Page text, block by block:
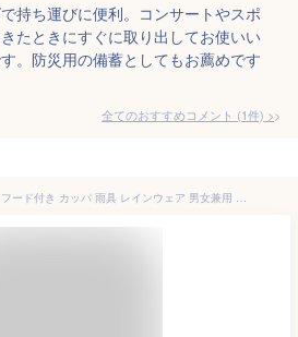
持ち運びに便利。コンサートやスポ
たときにすぐに取り出してお使いい
。防災用の備蓄としてもお薦めです
全てのおすすめコメント (1件) >
送料無料 レインコート フード付き カッパ 雨具 レインウェア 男女兼用 レディース メンズ 雨合羽 半透明 透け感 持ち運び 前ボタン 無地 単色 袖ゴム コンパクト 折りたたみ フード紐 シンプル カジュアル おしゃれ かわいい 男性 女性 ユニセックス 白 青 灰 紫 黄 ピンク